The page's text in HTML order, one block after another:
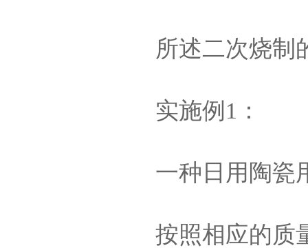
所述二次烧制
实施例1：
一种日用陶瓷
按照相应的质